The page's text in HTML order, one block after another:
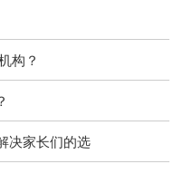
构？
决家长们的选